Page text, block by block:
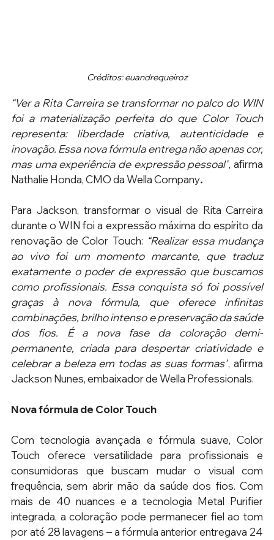
Créditos: euandrequeiroz
“Ver a Rita Carreira se transformar no palco do WIN
foi a materialização perfeita do que Color Touch
representa: liberdade criativa, autenticidade e
inovação. Essa nova fórmula entrega não apenas cor,
mas uma experiência de expressão pessoal”, afirma
Nathalie Honda, CMO da Wella Company.
Para Jackson, transformar o visual de Rita Carreira
durante o WIN foi a expressão máxima do espírito da
renovação de Color Touch: “Realizar essa mudança
ao vivo foi um momento marcante, que traduz
exatamente o poder de expressão que buscamos
como profissionais. Essa conquista só foi possível
graças à nova fórmula, que oferece infinitas
combinações, brilho intenso e preservação da saúde
dos fios. É a nova fase da coloração demi-
permanente, criada para despertar criatividade e
celebrar a beleza em todas as suas formas”, afirma
Jackson Nunes, embaixador de Wella Professionals.
Nova fórmula de Color Touch
Com tecnologia avançada e fórmula suave, Color
Touch oferece versatilidade para profissionais e
consumidoras que buscam mudar o visual com
frequência, sem abrir mão da saúde dos fios. Com
mais de 40 nuances e a tecnologia Metal Purifier
integrada, a coloração pode permanecer fiel ao tom
por até 28 lavagens – a fórmula anterior entregava 24